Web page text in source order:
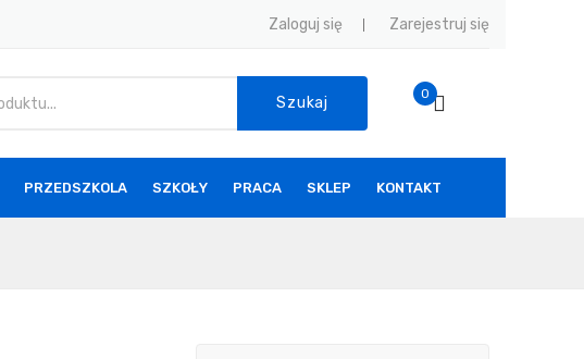
Zaloguj się Zarejestruj się
Szukaj 0
PRZEDSZKOLA SZKOŁY PRACA SKLEP KONTAKT